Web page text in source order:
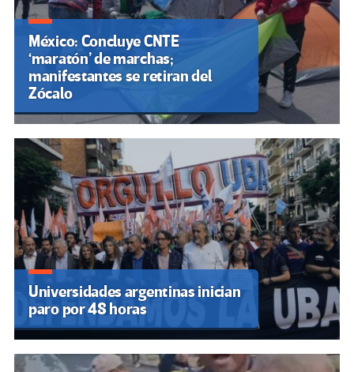
México: Concluye CNTE
‘maratón’ de marchas;
manifestantes se retiran del
Zócalo
Universidades argentinas inician
paro por 48 horas